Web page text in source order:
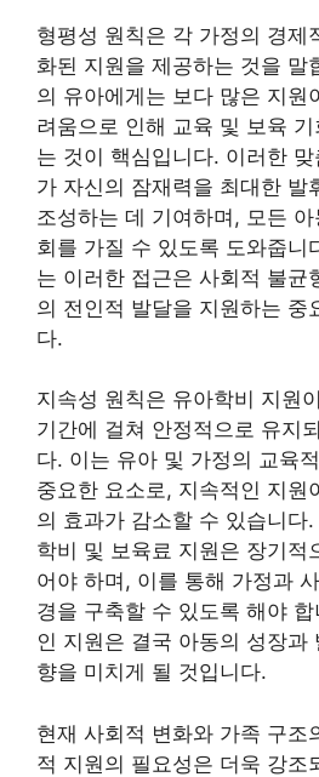
형평성 원칙은 각 가정의 경제
화된 지원을 제공하는 것을 말
의 유아에게는 보다 많은 지원
려움으로 인해 교육 및 보육
는 것이 핵심입니다. 이러한
가 자신의 잠재력을 최대한 발
조성하는 데 기여하며, 모든
회를 가질 수 있도록 도와줍니
는 이러한 접근은 사회적 불균
의 전인적 발달을 지원하는 중
다.
지속성 원칙은 유아학비 지원
기간에 걸쳐 안정적으로 유지
다. 이는 유아 및 가정의 교육
중요한 요소로, 지속적인 지원
의 효과가 감소할 수 있습니다
학비 및 보육료 지원은 장기적
어야 하며, 이를 통해 가정과
경을 구축할 수 있도록 해야
인 지원은 결국 아동의 성장과
향을 미치게 될 것입니다.
현재 사회적 변화와 가족 구조
적 지원의 필요성은 더욱 강조